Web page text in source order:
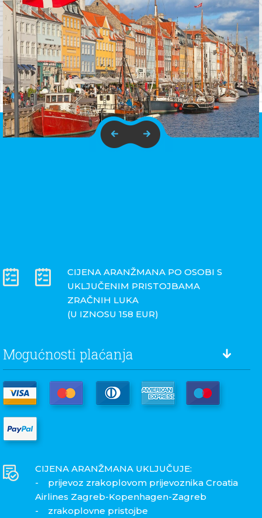
CIJENA ARANŽMANA PO OSOBI S
UKLJUČENIM PRISTOJBAMA
ZRAČNIH LUKA
(U IZNOSU 158 EUR)
Mogućnosti plaćanja
CIJENA ARANŽMANA UKLJUČUJE:
- prijevoz zrakoplovom prijevoznika Croatia
Airlines Zagreb-Kopenhagen-Zagreb
- zrakoplovne pristojbe